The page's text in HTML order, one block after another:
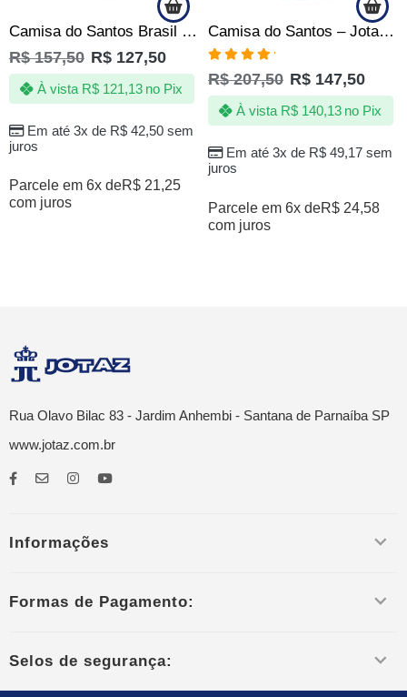
Camisa do Santos Brasil – Jotaz – copa – Produto Oficial
R$157,50 R$ 127,50
Em até 3x de R$42,50sem
juros
À vista R$121,13 no Pix
Parcele em 6x deR$ 21,25
com juros
Camisa do Santos – Jotaz – Carpa centenaria – Masculino
Avaliação
5.00de 5
R$207,50 R$ 147,50
Em até 3x de R$49,17sem
juros
À vista R$140,13 no Pix
Parcele em 6x deR$ 24,58
com juros
Rua Olavo Bilac 83 - Jardim Anhembi - Santana de Parnaíba SP
www.jotaz.com.br
Informações
Formas de Pagamento:
Selos de segurança: